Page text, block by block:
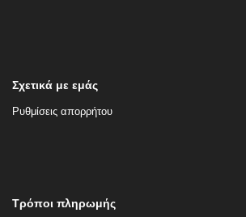
Σχετικά με εμάς
Ρυθμίσεις απορρήτου
Τρόποι πληρωμής